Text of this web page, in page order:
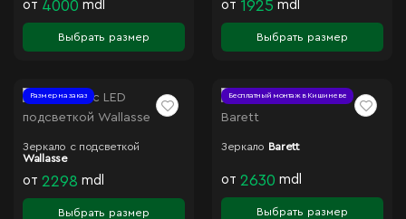
от 4000 mdl
Выбрать размер
от 1925 mdl
Выбрать размер
Размер на заказ
Зеркало с подсветкой
Wallasse
от 2298 mdl
Выбрать размер
Бесплатный монтаж в Кишиневе
Зеркало Barett
от 2630 mdl
Выбрать размер